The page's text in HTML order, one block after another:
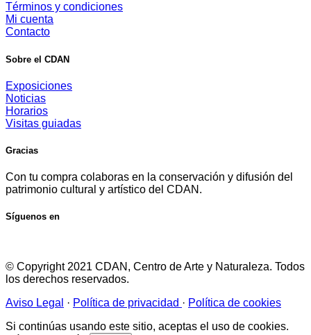
Términos y condiciones
Mi cuenta
Contacto
Sobre el CDAN
Exposiciones
Noticias
Horarios
Visitas guiadas
Gracias
Con tu compra colaboras en la conservación y difusión del
patrimonio cultural y artístico del CDAN.
Síguenos en
© Copyright 2021 CDAN, Centro de Arte y Naturaleza. Todos
los derechos reservados.
Aviso Legal · Política de privacidad · Política de cookies
Si continúas usando este sitio, aceptas el uso de cookies.